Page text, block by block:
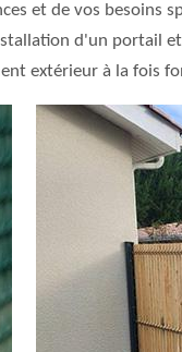
et de vos besoins
d'un portail et
extérieur à la fois